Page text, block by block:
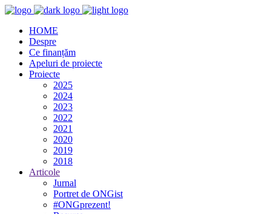
HOME
Despre
Ce finanțăm
Apeluri de proiecte
Proiecte
2025
2024
2023
2022
2021
2020
2019
2018
Articole
Jurnal
Portret de ONGist
#ONGprezent!